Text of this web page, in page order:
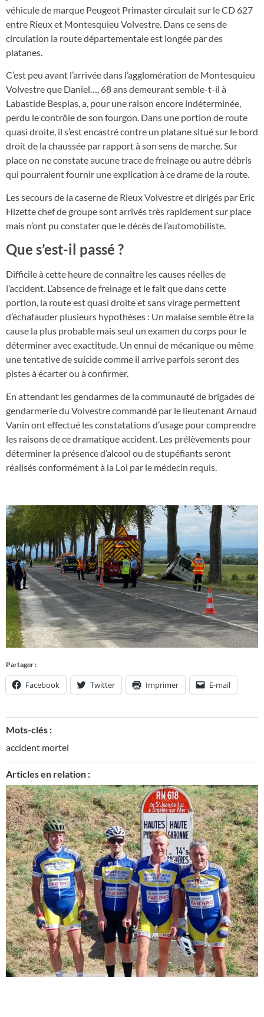
véhicule de marque Peugeot Primaster circulait sur le CD 627
entre Rieux et Montesquieu Volvestre. Dans ce sens de
circulation la route départementale est longée par des
platanes.
C’est peu avant l’arrivée dans l’agglomération de Montesquieu
Volvestre que Daniel…, 68 ans demeurant semble-t-il à
Labastide Besplas, a, pour une raison encore indéterminée,
perdu le contrôle de son fourgon. Dans une portion de route
quasi droite, il s’est encastré contre un platane situé sur le bord
droit de la chaussée par rapport à son sens de marche. Sur
place on ne constate aucune trace de freinage ou autre débris
qui pourraient fournir une explication à ce drame de la route.
Les secours de la caserne de Rieux Volvestre et dirigés par Eric
Hizette chef de groupe sont arrivés très rapidement sur place
mais n’ont pu constater que le décès de l’automobiliste.
Que s’est-il passé ?
Difficile à cette heure de connaître les causes réelles de
l’accident. L’absence de freinage et le fait que dans cette
portion, la route est quasi droite et sans virage permettent
d’échafauder plusieurs hypothèses : Un malaise semble être la
cause la plus probable mais seul un examen du corps pour le
déterminer avec exactitude. Un ennui de mécanique ou même
une tentative de suicide comme il arrive parfois seront des
pistes à écarter ou à confirmer.
En attendant les gendarmes de la communauté de brigades de
gendarmerie du Volvestre commandé par le lieutenant Arnaud
Vanin ont effectué les constatations d’usage pour comprendre
les raisons de ce dramatique accident. Les prélèvements pour
déterminer la présence d’alcool ou de stupéfiants seront
réalisés conformément à la Loi par le médecin requis.
Partager :
Facebook Twitter Imprimer E-mail
Mots-clés :
accident mortel
Articles en relation :